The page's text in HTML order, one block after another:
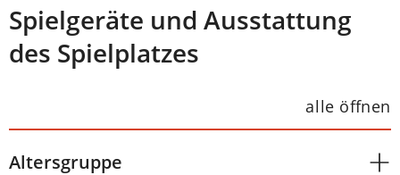
Spielgeräte und Ausstattung
des Spielplatzes
alle öffnen
Altersgruppe